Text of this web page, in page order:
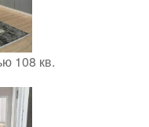
108 кв.